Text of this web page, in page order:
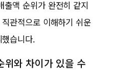
출액 순위가 완전히 같지
관적으로 이해하기 쉬운
습니다.
위와 차이가 있을 수